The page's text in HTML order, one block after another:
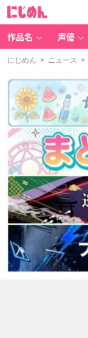
作品名 声優
にじめん > ニュース >